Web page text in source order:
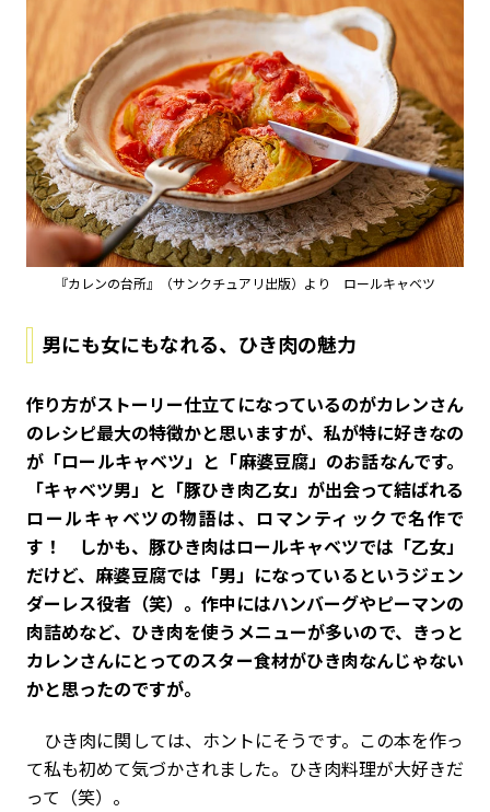
『カレンの台所』（サンクチュアリ出版）より ロールキャベツ
男にも女にもなれる、ひき肉の魅力
――作り方がストーリー仕立てになっているのがカレンさん
のレシピ最大の特徴かと思いますが、私が特に好きなの
が「ロールキャベツ」と「麻婆豆腐」のお話なんです。
「キャベツ男」と「豚ひき肉乙女」が出会って結ばれる
ロールキャベツの物語は、ロマンティックで名作で
す！ しかも、豚ひき肉はロールキャベツでは「乙女」
だけど、麻婆豆腐では「男」になっているというジェン
ダーレス役者（笑）。作中にはハンバーグやピーマンの
肉詰めなど、ひき肉を使うメニューが多いので、きっと
カレンさんにとってのスター食材がひき肉なんじゃない
かと思ったのですが。
ひき肉に関しては、ホントにそうです。この本を作っ
て私も初めて気づかされました。ひき肉料理が大好きだ
って（笑）。